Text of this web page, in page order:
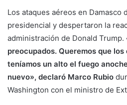
Los ataques aéreos en Damasco
presidencial y despertaron la
administración de Donald Trump.
preocupados. Queremos que
teníamos un alto el fuego
nuevo», declaró Marco Rubio
Washington con el ministro de